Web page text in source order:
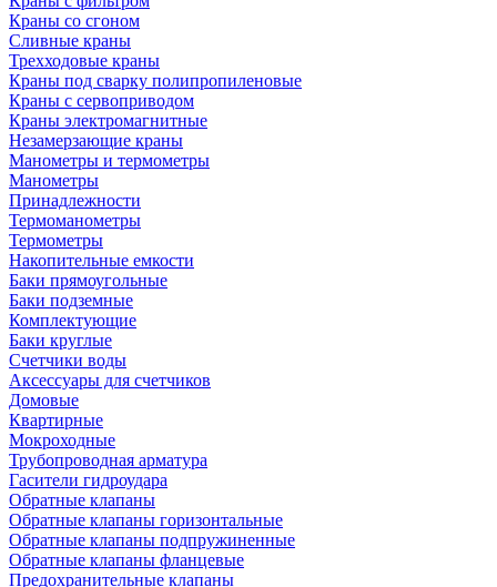
Краны со сгоном
Сливные краны
Трехходовые краны
Краны под сварку полипропиленовые
Краны с сервоприводом
Краны электромагнитные
Незамерзающие краны
Манометры и термометры
Манометры
Принадлежности
Термоманометры
Термометры
Накопительные емкости
Баки прямоугольные
Баки подземные
Комплектующие
Баки круглые
Счетчики воды
Аксессуары для счетчиков
Домовые
Квартирные
Мокроходные
Трубопроводная арматура
Гасители гидроудара
Обратные клапаны
Обратные клапаны горизонтальные
Обратные клапаны подпружиненные
Обратные клапаны фланцевые
Предохранительные клапаны